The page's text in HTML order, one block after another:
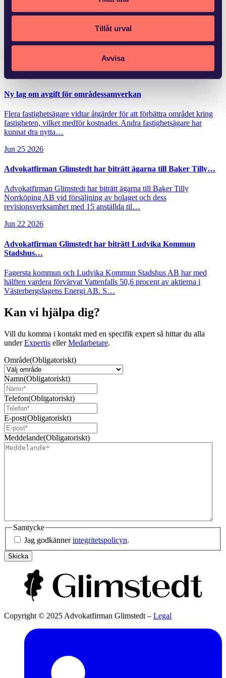
Tillåt urval
Avvisa
Sverve Inc. har biträtts av advokat Helena Olenmark Malmström
vid Glimstedts Lundakontor avseende svensk rätt och av Bruce B.
Wood, vid Cummings & Lockwood LLC avseende amerikansk rätt.
Mer från Glimstedt
Jul 8 2026
Ny lag om avgift för områdessamverkan
Flera fastighetsägare vidtar åtgärder för att förbättra området kring
fastigheten, vilket medför kostnader. Andra fastighetsägare har
kunnat dra nytta…
Jun 25 2026
Advokatfirman Glimstedt har biträtt ägarna till Baker Tilly…
Advokatfirman Glimstedt har biträtt ägarna till Baker Tilly
Norrköping AB vid försäljning av bolaget och dess
revisionsverksamhet med 15 anställda til…
Jun 22 2026
Advokatfirman Glimstedt har biträtt Ludvika Kommun
Stadshus…
Fagersta kommun och Ludvika Kommun Stadshus AB har med
hälften vardera förvärvat Vattenfalls 50,6 procent av aktierna i
Västerbergslagens Energi AB. S…
Kan vi hjälpa dig?
Vill du komma i kontakt med en specifik expert så hittar du alla
underExpertis ellerMedarbetare.
Område(Obligatoriskt)
Namn(Obligatoriskt)
Telefon(Obligatoriskt)
E-post(Obligatoriskt)
Meddelande(Obligatoriskt)
Samtycke
Jag godkännerintegritetspolicyn.
Skicka
Copyright © 2025 Advokatfirman Glimstedt – Legal